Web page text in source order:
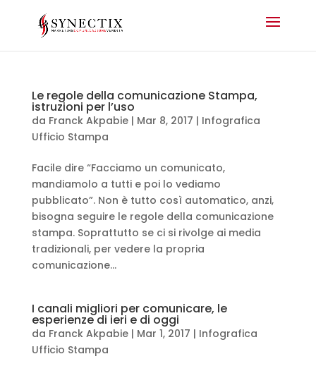
Le regole della comunicazione Stampa,
istruzioni per l’uso
da Franck Akpabie| Mar 8, 2017 | Infografica
Ufficio Stampa
Facile dire “Facciamo un comunicato,
mandiamolo a tutti e poi lo vediamo
pubblicato”. Non è tutto così automatico, anzi,
bisogna seguire le regole della comunicazione
stampa. Soprattutto se ci si rivolge ai media
tradizionali, per vedere la propria
comunicazione...
I canali migliori per comunicare, le
esperienze di ieri e di oggi
da Franck Akpabie| Mar 1, 2017 | Infografica
Ufficio Stampa